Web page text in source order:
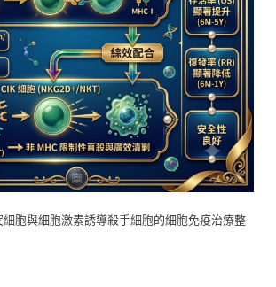
胞與細胞激素誘導殺手細胞的細胞免疫治療整